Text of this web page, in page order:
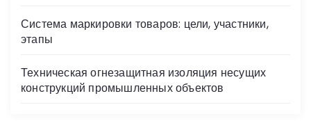
Система маркировки товаров: цели, участники,
этапы
Техническая огнезащитная изоляция несущих
конструкций промышленных объектов